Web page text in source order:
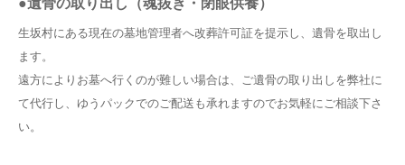
●遺骨の取り出し（魂抜き・閉眼供養）
生坂村にある現在の墓地管理者へ改葬許可証を提示し、遺骨を取出し
ます。
遠方によりお墓へ行くのが難しい場合は、ご遺骨の取り出しを弊社に
て代行し、ゆうパックでのご配送も承れますのでお気軽にご相談下さ
い。